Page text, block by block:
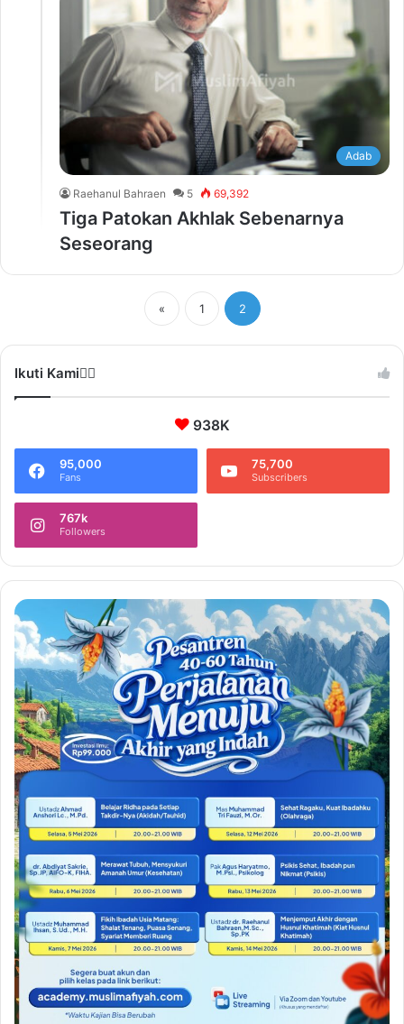
Adab
Raehanul Bahraen 5 69,392
Tiga Patokan Akhlak Sebenarnya
Seseorang
« 1 2
Ikuti Kami❤️‍🔥
938K
95,000
Fans
75,700
Subscribers
767k
Followers